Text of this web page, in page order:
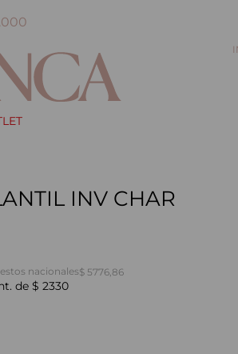
INV CHAR
nacionales$ 5776,86
de $ 2330